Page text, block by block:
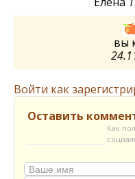
вы
Войти как
Оставить
Как